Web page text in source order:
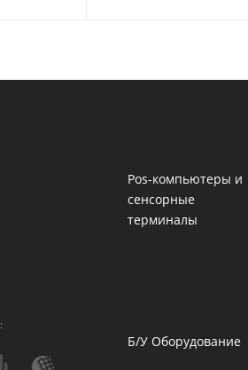
Pos-компьютеры и
сенсорные
терминалы
Б/У Оборудование